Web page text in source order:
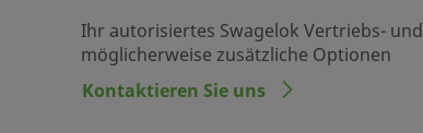
Edelstahl 316 1/2 Zoll
Swagelok®
Ihr autorisiertes Swagelok Vertriebs-
möglicherweise zusätzliche Optionen
Kontaktieren Sie uns